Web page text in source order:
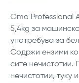
Omo Professional
5,4kg за
употребува за
Содржи ензими
сите нечистотии.
нечистотии, туку